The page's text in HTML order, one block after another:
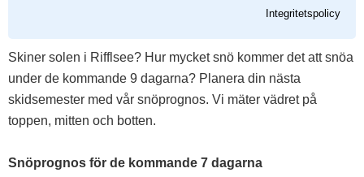
Integritetspolicy
Skiner solen i Rifflsee? Hur mycket snö kommer det att snöa
under de kommande 9 dagarna? Planera din nästa
skidsemester med vår snöprognos. Vi mäter vädret på
toppen, mitten och botten.
Snöprognos för de kommande 7 dagarna